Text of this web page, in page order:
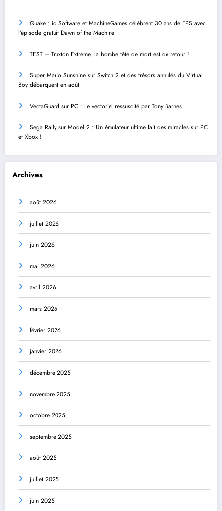
Quake : id Software et MachineGames célèbrent 30 ans de FPS avec
l’épisode gratuit Dawn of the Machine
TEST – Truxton Extreme, la bombe tête de mort est de retour !
Super Mario Sunshine sur Switch 2 et des trésors annulés du Virtual
Boy débarquent en août
VectaGuard sur PC : Le vectoriel ressuscité par Tony Barnes
Sega Rally sur Model 2 : Un émulateur ultime fait des miracles sur PC
et Xbox !
Archives
août 2026
juillet 2026
juin 2026
mai 2026
avril 2026
mars 2026
février 2026
janvier 2026
décembre 2025
novembre 2025
octobre 2025
septembre 2025
août 2025
juillet 2025
juin 2025